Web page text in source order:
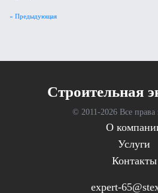
« Предыдующая
Cтроительная
© 2011-2026 Все
О
Услуги
Контакты
expert-